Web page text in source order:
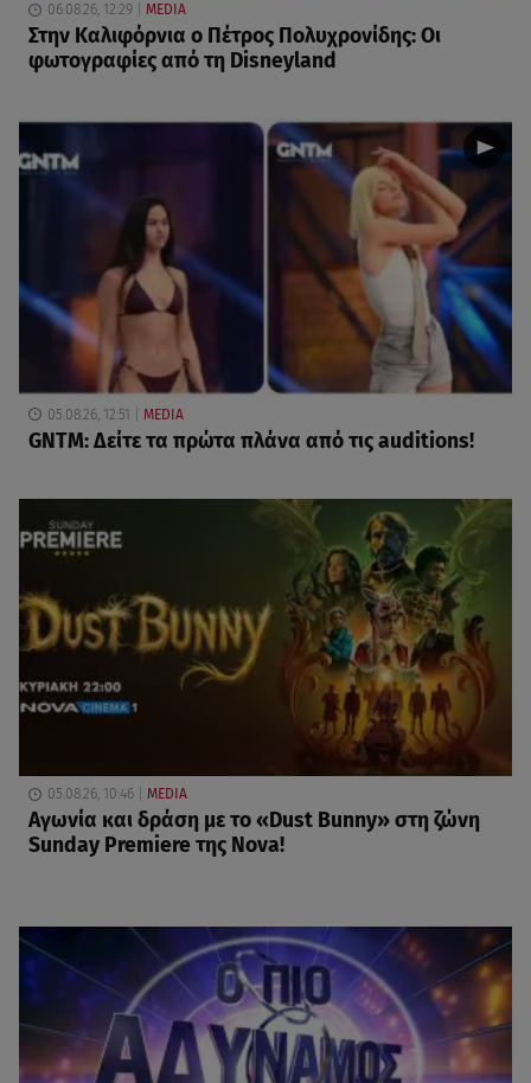
06.08.26, 12:29 MEDIA
Στην Καλιφόρνια ο Πέτρος Πολυχρονίδης: Οι
φωτογραφίες από τη Disneyland
05.08.26, 12:51 MEDIA
GNTM: Δείτε τα πρώτα πλάνα από τις auditions!
05.08.26, 10:46 MEDIA
Αγωνία και δράση με το «Dust Bunny» στη ζώνη
Sunday Premiere της Nova!